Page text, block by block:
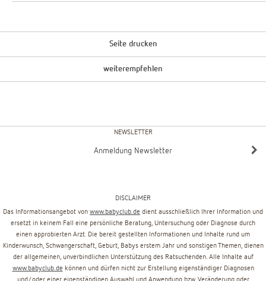
Seite drucken
weiterempfehlen
NEWSLETTER
Anmeldung Newsletter
DISCLAIMER
Das Informationsangebot von www.babyclub.de dient ausschließlich Ihrer Information und
ersetzt in keinem Fall eine persönliche Beratung, Untersuchung oder Diagnose durch
einen approbierten Arzt. Die bereit gestellten Informationen und Inhalte rund um
Kinderwunsch, Schwangerschaft, Geburt, Babys erstem Jahr und sonstigen Themen, dienen
der allgemeinen, unverbindlichen Unterstützung des Ratsuchenden. Alle Inhalte auf
www.babyclub.de können und dürfen nicht zur Erstellung eigenständiger Diagnosen